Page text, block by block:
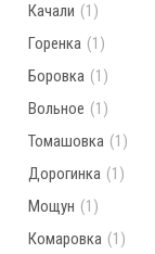
Качали (1)
Горенка (1)
Боровка (1)
Вольное (1)
Томашовка (1)
Дорогинка (1)
Мощун (1)
Комаровка (1)